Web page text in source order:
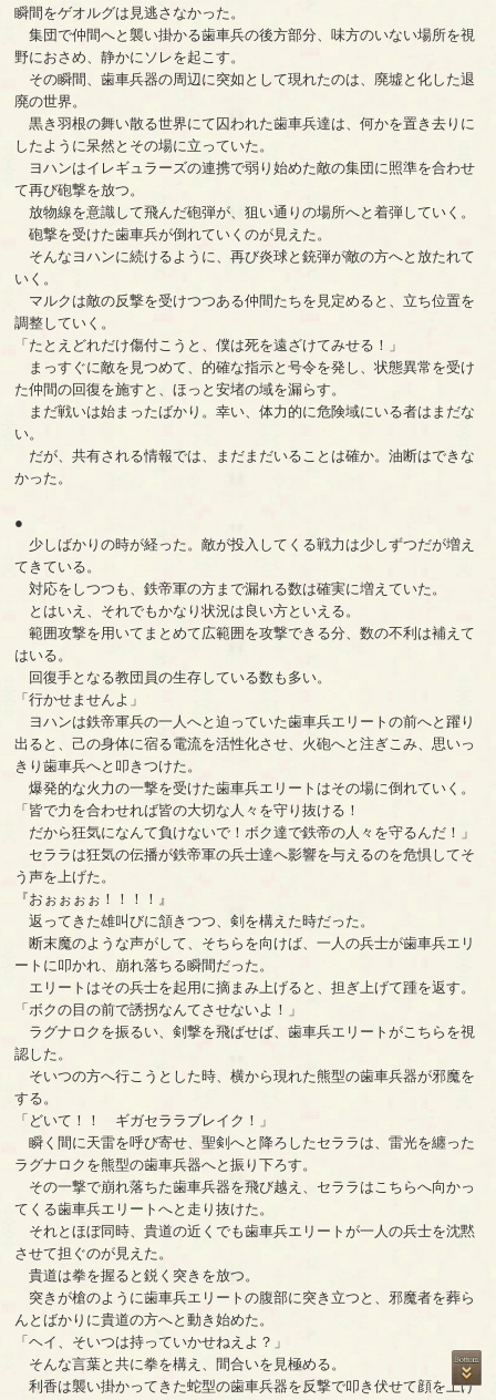
瞬間をゲオルグは見逃さなかった。
集団で仲間へと襲い掛かる歯車兵の後方部分、味方のいない場所を視
野におさめ、静かにソレを起こす。
その瞬間、歯車兵器の周辺に突如として現れたのは、廃墟と化した退
廃の世界。
黒き羽根の舞い散る世界にて囚われた歯車兵達は、何かを置き去りに
したように呆然とその場に立っていた。
ヨハンはイレギュラーズの連携で弱り始めた敵の集団に照準を合わせ
て再び砲撃を放つ。
放物線を意識して飛んだ砲弾が、狙い通りの場所へと着弾していく。
砲撃を受けた歯車兵が倒れていくのが見えた。
そんなヨハンに続けるように、再び炎球と銃弾が敵の方へと放たれて
いく。
マルクは敵の反撃を受けつつある仲間たちを見定めると、立ち位置を
調整していく。
「たとえどれだけ傷付こうと、僕は死を遠ざけてみせる！」
まっすぐに敵を見つめて、的確な指示と号令を発し、状態異常を受け
た仲間の回復を施すと、ほっと安堵の域を漏らす。
まだ戦いは始まったばかり。幸い、体力的に危険域にいる者はまだな
い。
だが、共有される情報では、まだまだいることは確か。油断はできな
かった。
●
少しばかりの時が経った。敵が投入してくる戦力は少しずつだが増え
てきている。
対応をしつつも、鉄帝軍の方まで漏れる数は確実に増えていた。
とはいえ、それでもかなり状況は良い方といえる。
範囲攻撃を用いてまとめて広範囲を攻撃できる分、数の不利は補えて
はいる。
回復手となる教団員の生存している数も多い。
「行かせませんよ」
ヨハンは鉄帝軍兵の一人へと迫っていた歯車兵エリートの前へと躍り
出ると、己の身体に宿る電流を活性化させ、火砲へと注ぎこみ、思いっ
きり歯車兵へと叩きつけた。
爆発的な火力の一撃を受けた歯車兵エリートはその場に倒れていく。
「皆で力を合わせれば皆の大切な人々を守り抜ける！
だから狂気になんて負けないで！ボク達で鉄帝の人々を守るんだ！」
セララは狂気の伝播が鉄帝軍の兵士達へ影響を与えるのを危惧してそ
う声を上げた。
『おぉぉぉぉ！！！！』
返ってきた雄叫びに頷きつつ、剣を構えた時だった。
断末魔のような声がして、そちらを向けば、一人の兵士が歯車兵エリ
ートに叩かれ、崩れ落ちる瞬間だった。
エリートはその兵士を起用に摘まみ上げると、担ぎ上げて踵を返す。
「ボクの目の前で誘拐なんてさせないよ！」
ラグナロクを振るい、剣撃を飛ばせば、歯車兵エリートがこちらを視
認した。
そいつの方へ行こうとした時、横から現れた熊型の歯車兵器が邪魔を
する。
「どいて！！ ギガセララブレイク！」
瞬く間に天雷を呼び寄せ、聖剣へと降ろしたセララは、雷光を纏った
ラグナロクを熊型の歯車兵器へと振り下ろす。
その一撃で崩れ落ちた歯車兵器を飛び越え、セララはこちらへ向かっ
てくる歯車兵エリートへと走り抜けた。
それとほぼ同時、貴道の近くでも歯車兵エリートが一人の兵士を沈黙
させて担ぐのが見えた。
貴道は拳を握ると鋭く突きを放つ。
突きが槍のように歯車兵エリートの腹部に突き立つと、邪魔者を葬ら
んとばかりに貴道の方へと動き始めた。
「ヘイ、そいつは持っていかせねえよ？」
そんな言葉と共に拳を構え、間合いを見極める。
利香は襲い掛かってきた蛇型の歯車兵器を反撃で叩き伏せて顔を上げ